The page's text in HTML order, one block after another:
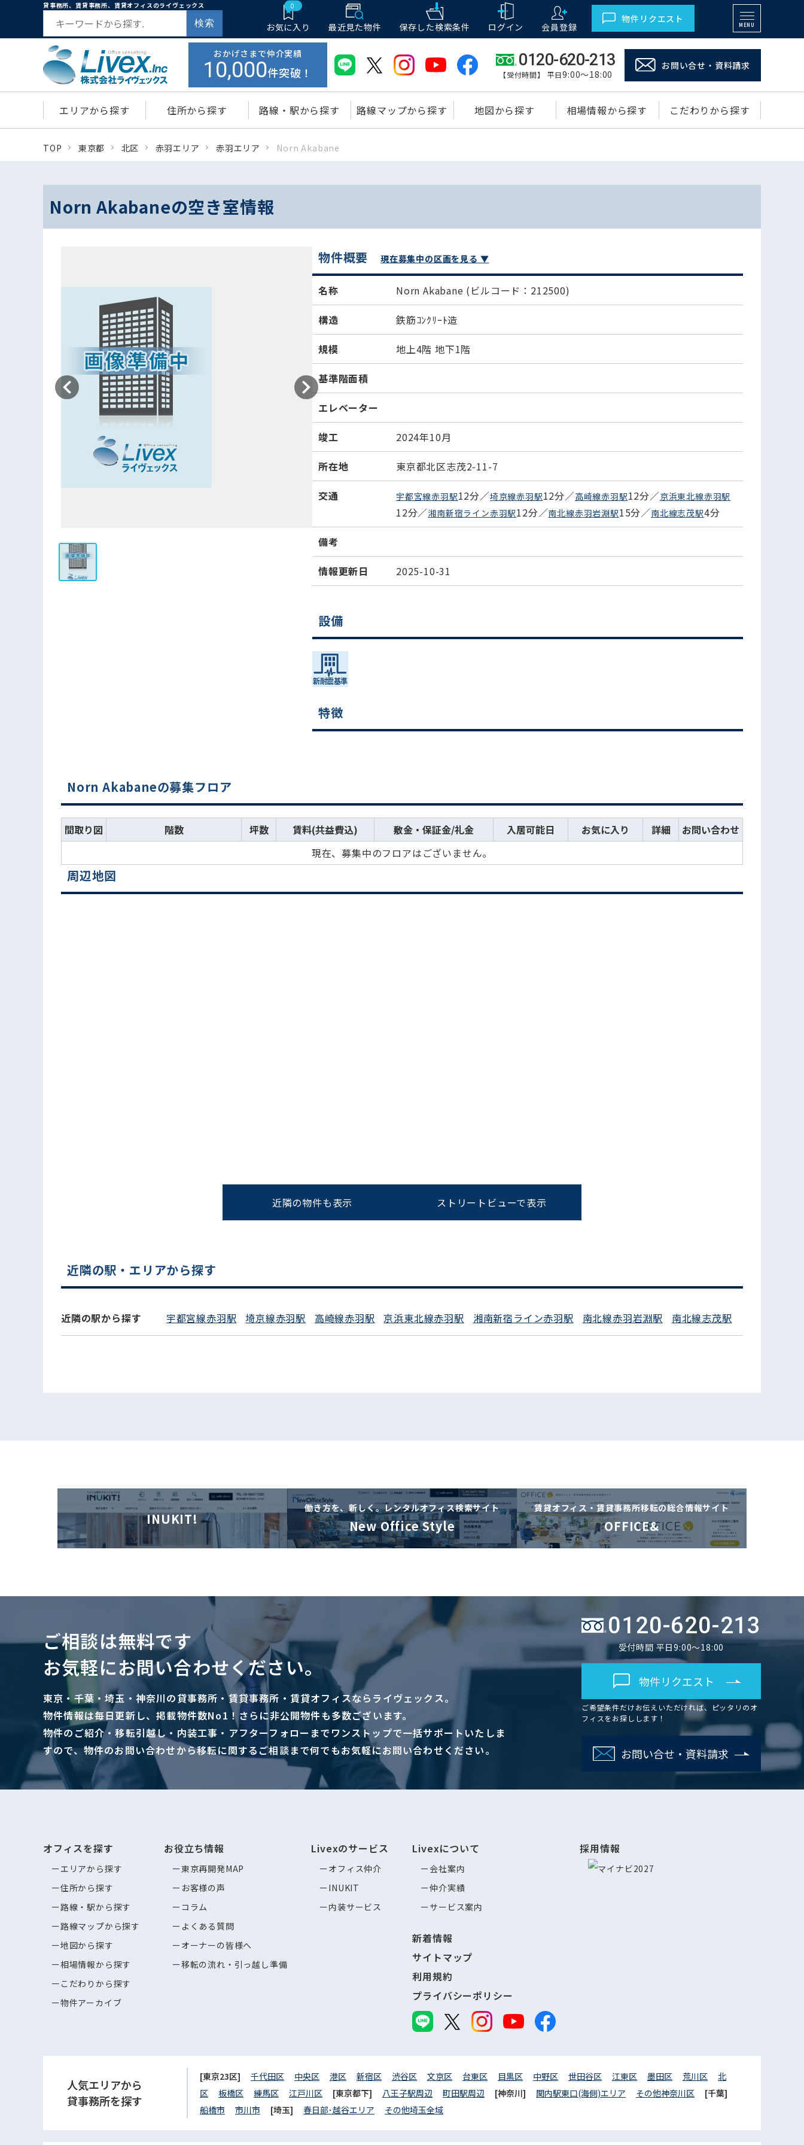
貸事務所、賃貸事務所、賃貸オフィスのライヴェックス
検索
0
お気に入り 最近見た物件 保存した検索条件 ログイン 会員登録
物件リクエスト
MENU
おかげさまで仲介実績
10,000件突破！
0120-620-213
【受付時間】 平日9:00～18:00
お問い合せ・資料請求
エリアから探す 住所から探す 路線・駅から探す 路線マップから探す 地図から探す 相場情報から探す こだわりから探す
TOP 東京都 北区 赤羽エリア 赤羽エリア Norn Akabane
Norn Akabaneの空き室情報
物件概要 現在募集中の区画を見る ▼
名称 Norn Akabane (ビルコード：212500)
構造 鉄筋ｺﾝｸﾘｰﾄ造
規模 地上4階 地下1階
基準階面積
エレベーター
竣工 2024年10月
所在地 東京都北区志茂2-11-7
交通 宇都宮線赤羽駅12分／埼京線赤羽駅12分／高崎線赤羽駅12分／京浜東北線赤羽駅
12分／湘南新宿ライン赤羽駅12分／南北線赤羽岩淵駅15分／南北線志茂駅4分
備考
情報更新日 2025-10-31
設備
特徴
Norn Akabaneの募集フロア
間取り図 階数 坪数 賃料(共益費込) 敷金・保証金/礼金 入居可能日 お気に入り 詳細
お問い合わせ
現在、募集中のフロアはございません。
周辺地図
近隣の物件も表示 ストリートビューで表示
近隣の駅・エリアから探す
近隣の駅から探す 宇都宮線赤羽駅 埼京線赤羽駅 高崎線赤羽駅 京浜東北線赤羽駅 湘南新宿ライン赤羽駅 南北線赤羽岩淵駅 南北線志茂駅
INUKIT!
働き方を、新しく。レンタルオフィス検索サイト
New Office Style
賃貸オフィス・賃貸事務所移転の総合情報サイト
OFFICE&
ご相談は無料です
お気軽にお問い合わせください。
東京・千葉・埼玉・神奈川の貸事務所・賃貸事務所・賃貸オフィスならライヴェックス。
物件情報は毎日更新し、掲載物件数No1！さらに非公開物件も多数ございます。
物件のご紹介・移転引越し・内装工事・アフターフォローまでワンストップで一括サポートいたしま
すので、物件のお問い合わせから移転に関するご相談まで何でもお気軽にお問い合わせください。
0120-620-213
受付時間 平日9:00～18:00
物件リクエスト
ご希望条件だけお伝えいただければ、ピッタリのオ
フィスをお探しします！
お問い合せ・資料請求
オフィスを探す
エリアから探す
住所から探す
路線・駅から探す
路線マップから探す
地図から探す
相場情報から探す
こだわりから探す
物件アーカイブ
お役立ち情報
東京再開発MAP
お客様の声
コラム
よくある質問
オーナーの皆様へ
移転の流れ・引っ越し準備
Livexのサービス
オフィス仲介
INUKIT
内装サービス
Livexについて
会社案内
仲介実績
サービス案内
新着情報
サイトマップ
利用規約
プライバシーポリシー
採用情報
人気エリアから
貸事務所を探す
[東京23区] 千代田区 中央区 港区 新宿区 渋谷区 文京区 台東区 目黒区 中野区 世田谷区 江東区 墨田区 荒川区
北
区
板橋区 練馬区 江戸川区 [東京都下] 八王子駅周辺 町田駅周辺 [神奈川] 関内駅東口(海側)エリア その他神奈川区
[千葉]
船橋市
市川市 [埼玉] 春日部･越谷エリア その他埼玉全域